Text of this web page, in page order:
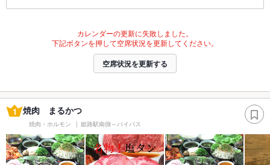
カレンダーの更新に失敗しました。
下記ボタンを押して空席状況を更新してください。
空席状況を更新する
1 焼肉 まるかつ
焼肉・ホルモン 姫路駅南側～バイパス